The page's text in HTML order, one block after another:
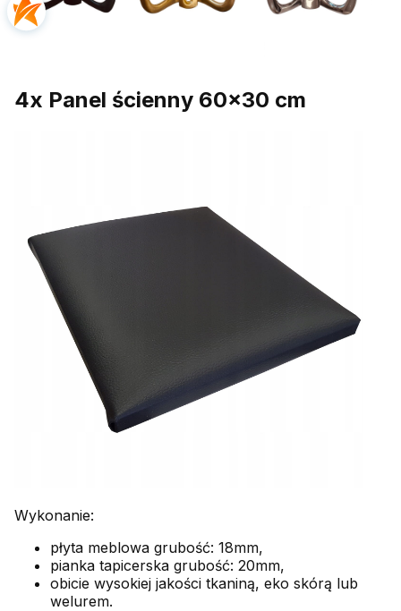
4x Panel ścienny 60x30 cm
Wykonanie:
płyta meblowa grubość: 18mm,
pianka tapicerska grubość: 20mm,
obicie wysokiej jakości tkaniną, eko skórą lub
welurem.